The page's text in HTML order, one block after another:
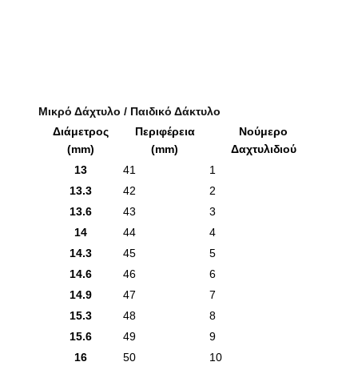
Μικρό Δάχτυλο / Παιδικό Δάκτυλο
Διάμετρος
(mm)
Περιφέρεια
(mm)
Νούμερο
Δαχτυλιδιού
13
41
1
13.3
42
2
13.6
43
3
14
44
4
14.3
45
5
14.6
46
6
14.9
47
7
15.3
48
8
15.6
49
9
16
50 10